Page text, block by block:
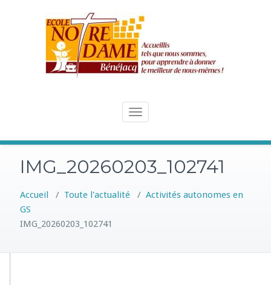
Toggle
IMG_20260203_102741
Accueil / Toute l'actualité / Activités autonomes en
GS
IMG_20260203_102741